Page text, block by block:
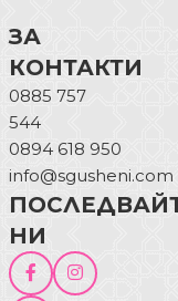
ЗА
КОНТАКТИ
0885 757
544
0894 618 950
info@sgusheni.com
НИ